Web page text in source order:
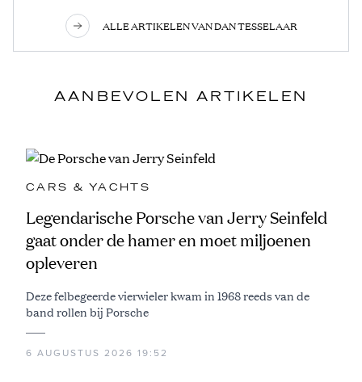
ALLE ARTIKELEN VAN DAN TESSELAAR
AANBEVOLEN ARTIKELEN
CARS & YACHTS
Legendarische Porsche van Jerry Seinfeld
gaat onder de hamer en moet miljoenen
opleveren
Deze felbegeerde vierwieler kwam in 1968 reeds van de
band rollen bij Porsche
6 AUGUSTUS 2026 19:52